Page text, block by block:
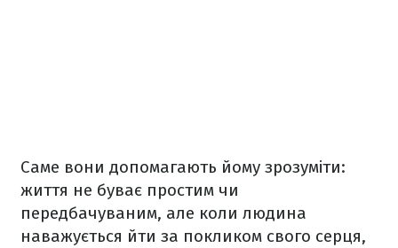
Саме вони допомагають йому зрозуміти:
життя не буває простим чи
передбачуваним, але коли людина
наважується йти за покликом свого серця,